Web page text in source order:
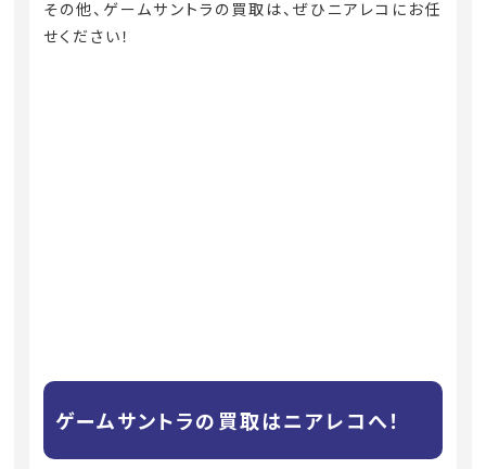
その他、ゲームサントラの買取は、ぜひニアレコにお任
せください！
ゲームサントラの買取はニアレコへ！